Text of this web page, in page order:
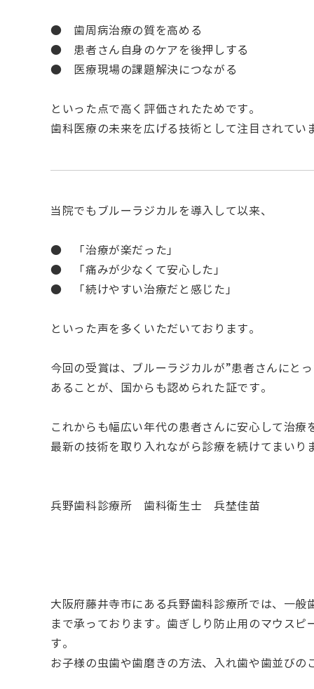
● 歯周病治療の質を高める
● 患者さん自身のケアを後押しする
● 医療現場の課題解決につながる
といった点で高く評価されたためです。
歯科医療の未来を広げる技術として注目されてい
当院でもブルーラジカルを導入して以来、
● 「治療が楽だった」
● 「痛みが少なくて安心した」
● 「続けやすい治療だと感じた」
といった声を多くいただいております。
今回の受賞は、ブルーラジカルが”患者さんにと
あることが、国からも認められた証です。
これからも幅広い年代の患者さんに安心して治療
最新の技術を取り入れながら診療を続けてまいり
兵野歯科診療所 歯科衛生士 兵埜佳苗
大阪府藤井寺市にある兵野歯科診療所では、 一般
まで承っております。歯ぎしり防止用のマウス
す。
お子様の虫歯や歯磨きの方法、入れ歯や歯並びの